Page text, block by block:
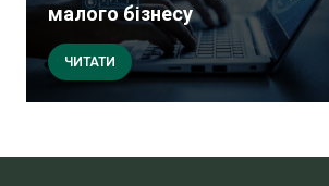
малого бізнесу
ЧИТАТИ